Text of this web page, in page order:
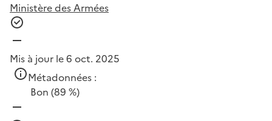
Ministère des Armées
Mis à jour le 6 oct. 2025
Métadonnées :
Bon (89 %)